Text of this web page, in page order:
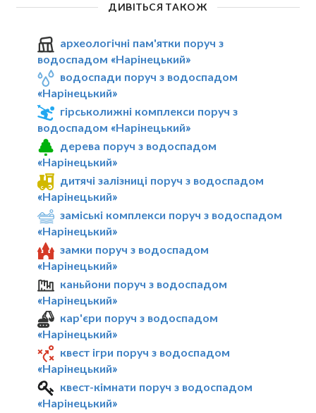
ДИВІТЬСЯ ТАКОЖ
археологічні пам'ятки поруч з
водоспадом «Нарінецький»
водоспади поруч з водоспадом
«Нарінецький»
гірськолижні комплекси поруч з
водоспадом «Нарінецький»
дерева поруч з водоспадом
«Нарінецький»
дитячі залізниці поруч з водоспадом
«Нарінецький»
заміські комплекси поруч з водоспадом
«Нарінецький»
замки поруч з водоспадом
«Нарінецький»
каньйони поруч з водоспадом
«Нарінецький»
кар'єри поруч з водоспадом
«Нарінецький»
квест ігри поруч з водоспадом
«Нарінецький»
квест-кімнати поруч з водоспадом
«Нарінецький»